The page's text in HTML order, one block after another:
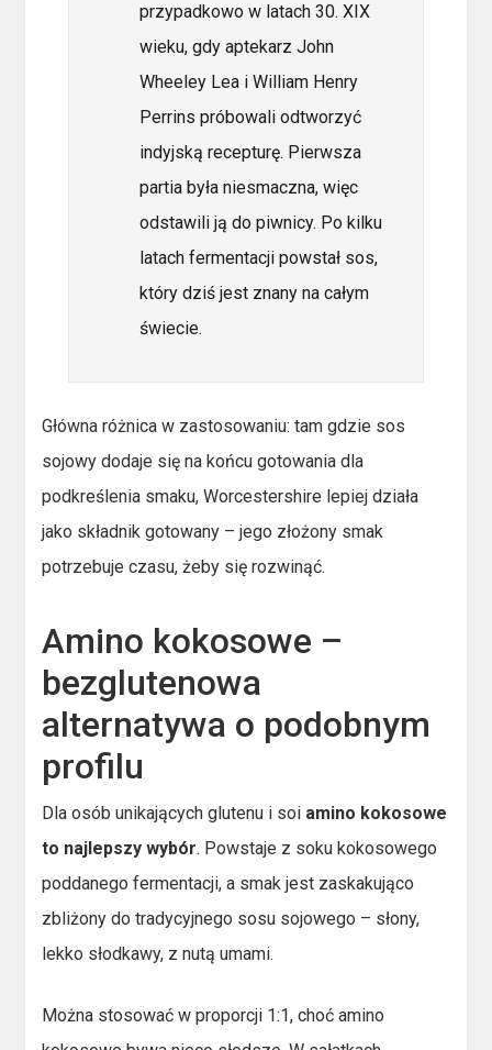
przypadkowo w latach 30. XIX
wieku, gdy aptekarz John
Wheeley Lea i William Henry
Perrins próbowali odtworzyć
indyjską recepturę. Pierwsza
partia była niesmaczna, więc
odstawili ją do piwnicy. Po kilku
latach fermentacji powstał sos,
który dziś jest znany na całym
świecie.
Główna różnica w zastosowaniu: tam gdzie sos
sojowy dodaje się na końcu gotowania dla
podkreślenia smaku, Worcestershire lepiej działa
jako składnik gotowany – jego złożony smak
potrzebuje czasu, żeby się rozwinąć.
Amino kokosowe –
bezglutenowa
alternatywa o podobnym
profilu
Dla osób unikających glutenu i soi amino kokosowe
to najlepszy wybór. Powstaje z soku kokosowego
poddanego fermentacji, a smak jest zaskakująco
zbliżony do tradycyjnego sosu sojowego – słony,
lekko słodkawy, z nutą umami.
Można stosować w proporcji 1:1, choć amino